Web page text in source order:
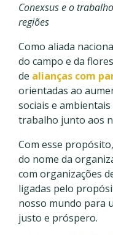
Conexsus e o
regiões
Como aliada
do campo e da
de alianças com
orientadas ao
sociais e
trabalho junto aos
Com esse
do nome da
com organizações
ligadas pelo
nosso mundo para
justo e próspero.